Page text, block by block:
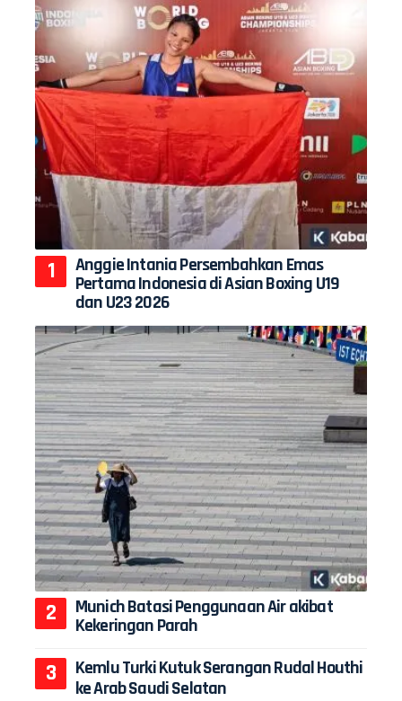
Anggie Intania Persembahkan Emas
Pertama Indonesia di Asian Boxing U19
dan U23 2026
Munich Batasi Penggunaan Air akibat
Kekeringan Parah
Kemlu Turki Kutuk Serangan Rudal Houthi
ke Arab Saudi Selatan